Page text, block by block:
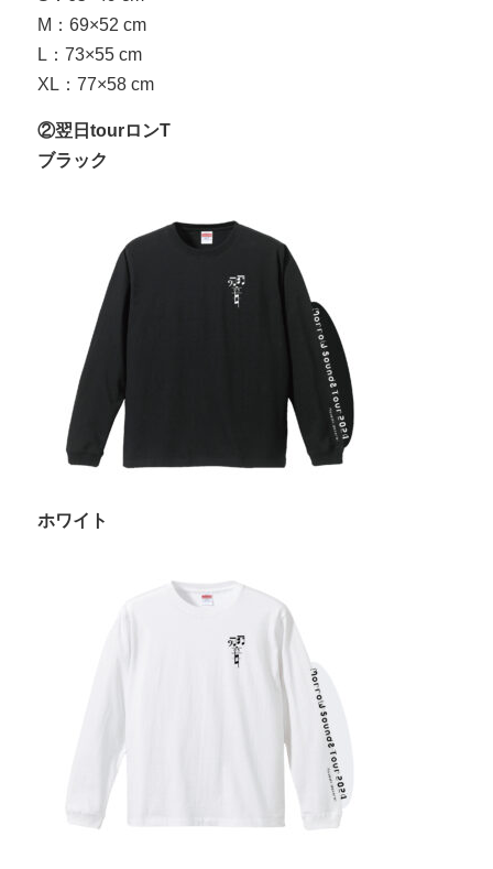
M：69×52 cm
L：73×55 cm
XL：77×58 cm
②翌日tourロンT
ブラック
ホワイト